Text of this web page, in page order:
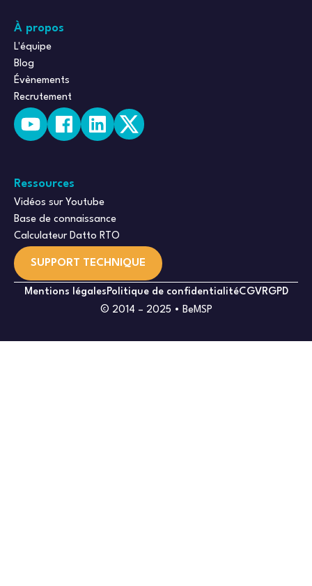
À propos
L'équipe
Blog
Évènements
Recrutement
Ressources
Vidéos sur Youtube
Base de connaissance
Calculateur Datto RTO
SUPPORT TECHNIQUE
Mentions légales Politique de confidentialitéCGV RGPD
© 2014 – 2025 • BeMSP